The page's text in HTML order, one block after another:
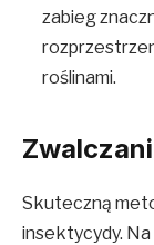
zabieg
roślinami.
Skuteczną
insektycydy. Na